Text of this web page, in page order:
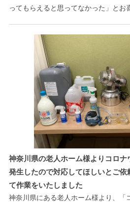
ってもらえると思ってなかった」とお
神奈川県の老人ホーム様よりコロ
発生したので対応してほしいとご
て作業をいたしました
神奈川県にある老人ホーム様より、「